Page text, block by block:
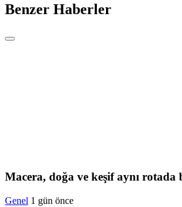
Benzer Haberler
Macera, doğa ve keşif aynı rotada
Genel 1 gün önce